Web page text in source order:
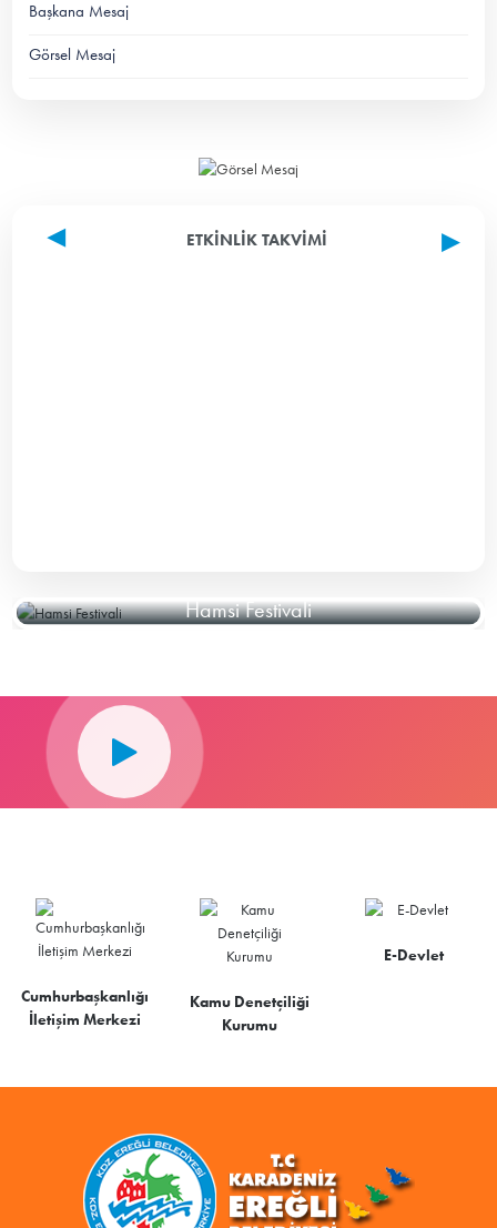
Başkana Mesaj
Görsel Mesaj
ETKINLIK TAKVIMI
Hamsi Festivali
Cumhurbaşkanlığı
İletişim Merkezi
Kamu Denetçiliği
Kurumu
E-Devlet